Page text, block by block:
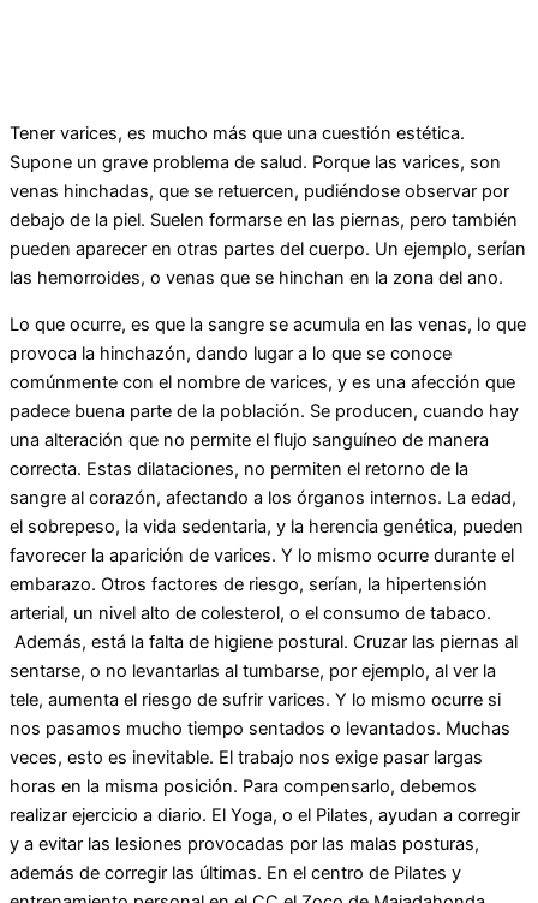
Tener varices, es mucho más que una cuestión estética.
Supone un grave problema de salud. Porque las varices, son
venas hinchadas, que se retuercen, pudiéndose observar por
debajo de la piel. Suelen formarse en las piernas, pero también
pueden aparecer en otras partes del cuerpo. Un ejemplo, serían
las hemorroides, o venas que se hinchan en la zona del ano.
Lo que ocurre, es que la sangre se acumula en las venas, lo que
provoca la hinchazón, dando lugar a lo que se conoce
comúnmente con el nombre de varices, y es una afección que
padece buena parte de la población. Se producen, cuando hay
una alteración que no permite el flujo sanguíneo de manera
correcta. Estas dilataciones, no permiten el retorno de la
sangre al corazón, afectando a los órganos internos. La edad,
el sobrepeso, la vida sedentaria, y la herencia genética, pueden
favorecer la aparición de varices. Y lo mismo ocurre durante el
embarazo. Otros factores de riesgo, serían, la hipertensión
arterial, un nivel alto de colesterol, o el consumo de tabaco.
Además, está la falta de higiene postural. Cruzar las piernas al
sentarse, o no levantarlas al tumbarse, por ejemplo, al ver la
tele, aumenta el riesgo de sufrir varices. Y lo mismo ocurre si
nos pasamos mucho tiempo sentados o levantados. Muchas
veces, esto es inevitable. El trabajo nos exige pasar largas
horas en la misma posición. Para compensarlo, debemos
realizar ejercicio a diario. El Yoga, o el Pilates, ayudan a corregir
y a evitar las lesiones provocadas por las malas posturas,
además de corregir las últimas. En el centro de Pilates y